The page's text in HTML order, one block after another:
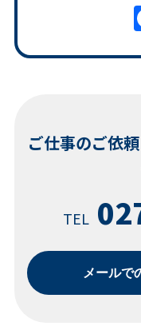
ご仕事のご依
TEL
メールで